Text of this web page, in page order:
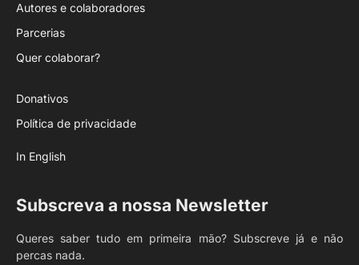
Autores e colaboradores
Parcerias
Quer colaborar?
Donativos
Política de privacidade
In English
Subscreva a nossa Newsletter
Queres saber tudo em primeira mão? Subscreve já e não
percas nada.